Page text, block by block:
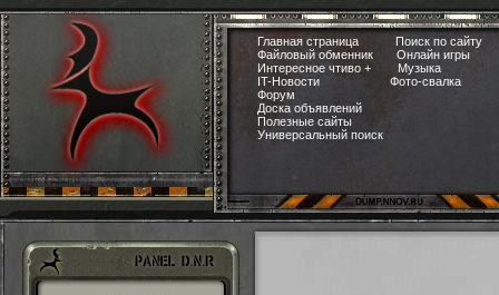
Главная страница
Поиск по сайту
Файловый обменник
Онлайн игры
Интересное чтиво +
Музыка
IT-Новости
Фото-свалка
Форум
Доска объявлений
Полезные сайты
Универсальный поиск